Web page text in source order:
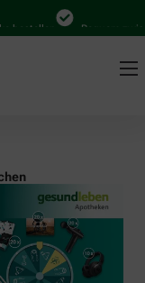
Bequem